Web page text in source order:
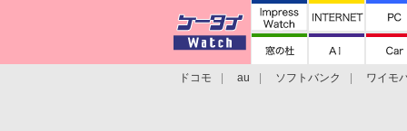
ドコモ au ソフトバンク
ワイモ